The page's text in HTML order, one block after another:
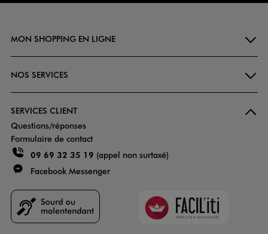
MON SHOPPING EN LIGNE
NOS SERVICES
SERVICES CLIENT
Questions/réponses
Formulaire de contact
09 69 32 35 19 (appel non surtaxé)
Facebook Messenger
Faciliti